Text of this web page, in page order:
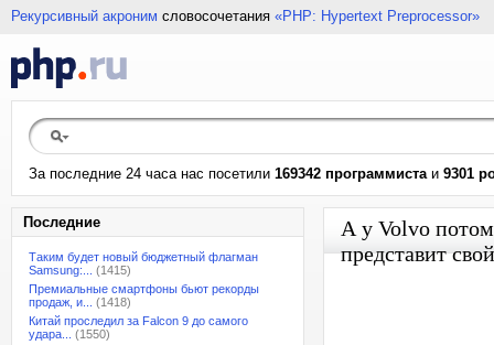
Рекурсивный акроним словосочетания «PHP: Hypertext Preprocessor»
За последние 24 часа нас посетили 169342 программистаи 9301
Последние
Таким будет новый бюджетный флагман
Samsung:...
(1415)
Премиальные смартфоны бьют рекорды
продаж, и...
(1418)
Китай проследил за Falcon 9 до самого
удара...
(1550)
А у Volvo
представит